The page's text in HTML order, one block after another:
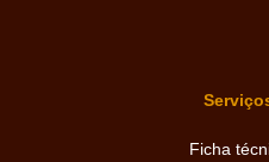
Ficha